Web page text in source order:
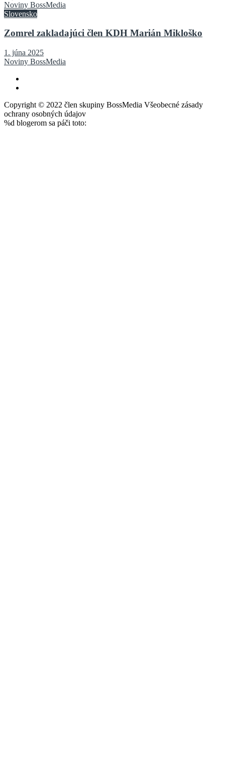
Noviny BossMedia
Slovensko
Zomrel zakladajúci člen KDH Marián Mikloško
1. júna 2025
Noviny BossMedia
Copyright © 2022 člen skupiny BossMedia Všeobecné zásady
ochrany osobných údajov
%d blogerom sa páči toto: